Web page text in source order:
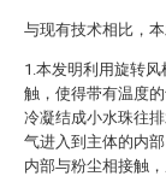
与现有技术相比，
1.本发明利用旋转
触，使得带有温度
冷凝结成小水珠往
气进入到主体的内
内部与粉尘相接触